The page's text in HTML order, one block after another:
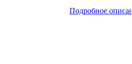
Подробное